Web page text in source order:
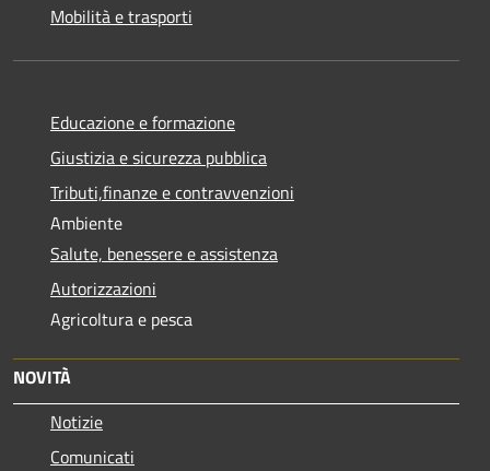
Mobilità e trasporti
Educazione e formazione
Giustizia e sicurezza pubblica
Tributi,finanze e contravvenzioni
Ambiente
Salute, benessere e assistenza
Autorizzazioni
Agricoltura e pesca
NOVITÀ
Notizie
Comunicati